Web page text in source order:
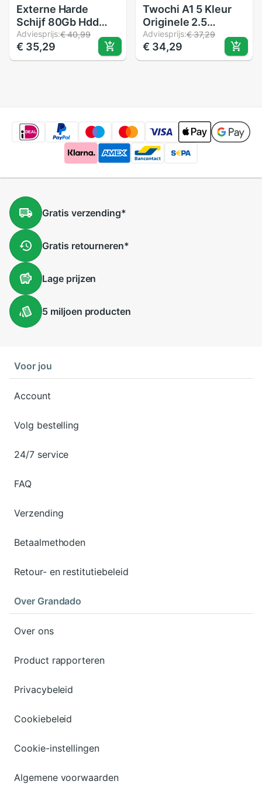
Externe Harde
Schijf 80Gb Hdd
Usb 2.0 Hd Externo
Voor Desktop En
Laptop Disco Duro
Adviesprijs:€ 40,99
€ 35,29
Twochi A1 5 Kleur
Originele 2.5
''USB3.0 Externe
Harde Schijf 60Gb
Opslag Draagbare
Adviesprijs:€ 37,29
€ 34,29
Gratis verzending*
Gratis retourneren*
Lageprijzen
5 miljoen producten
Voor jou
Account
Volg bestelling
24/7 service
FAQ
Verzending
Betaalmethoden
Retour- en restitutiebeleid
Over Grandado
Over ons
Product rapporteren
Privacybeleid
Cookiebeleid
Cookie-instellingen
Algemene voorwaarden